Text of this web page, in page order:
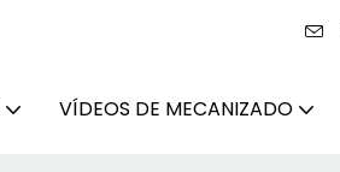
VÍDEOS DE MECANIZADO